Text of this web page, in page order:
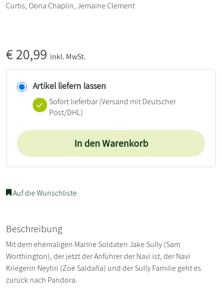
Curtis, Oona Chaplin, Jemaine Clement
€20,99 inkl. MwSt.
Artikel liefern lassen
Sofort lieferbar(Versand mit Deutscher
Post/DHL)
In den Warenkorb
Auf die Wunschliste
Beschreibung
Mit dem ehemaligen Marine Soldaten Jake Sully (Sam
Worthington), der jetzt der Anführer der Navi ist, der Navi
Kriegerin Neytiri (Zoe Saldaña) und der Sully Familie geht es
zurück nach Pandora.